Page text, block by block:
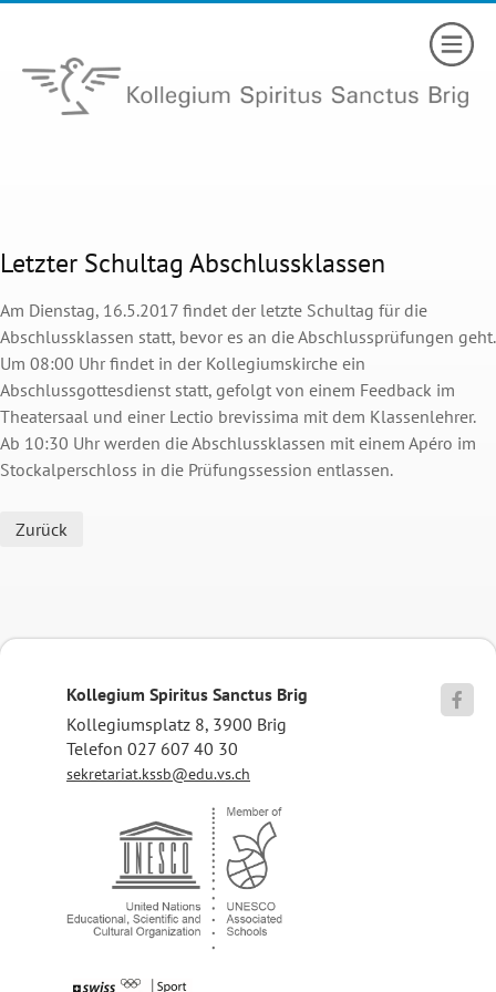
Letzter Schultag Abschlussklassen
Am Dienstag, 16.5.2017 findet der letzte Schultag für die
Abschlussklassen statt, bevor es an die Abschlussprüfungen geht.
Um 08:00 Uhr findet in der Kollegiumskirche ein
Abschlussgottesdienst statt, gefolgt von einem Feedback im
Theatersaal und einer Lectio brevissima mit dem Klassenlehrer.
Ab 10:30 Uhr werden die Abschlussklassen mit einem Apéro im
Stockalperschloss in die Prüfungssession entlassen.
Zurück
Kollegium Spiritus Sanctus Brig
Kollegiumsplatz 8, 3900 Brig
Telefon 027 607 40 30
sekretariat.kssb@edu.vs.ch
